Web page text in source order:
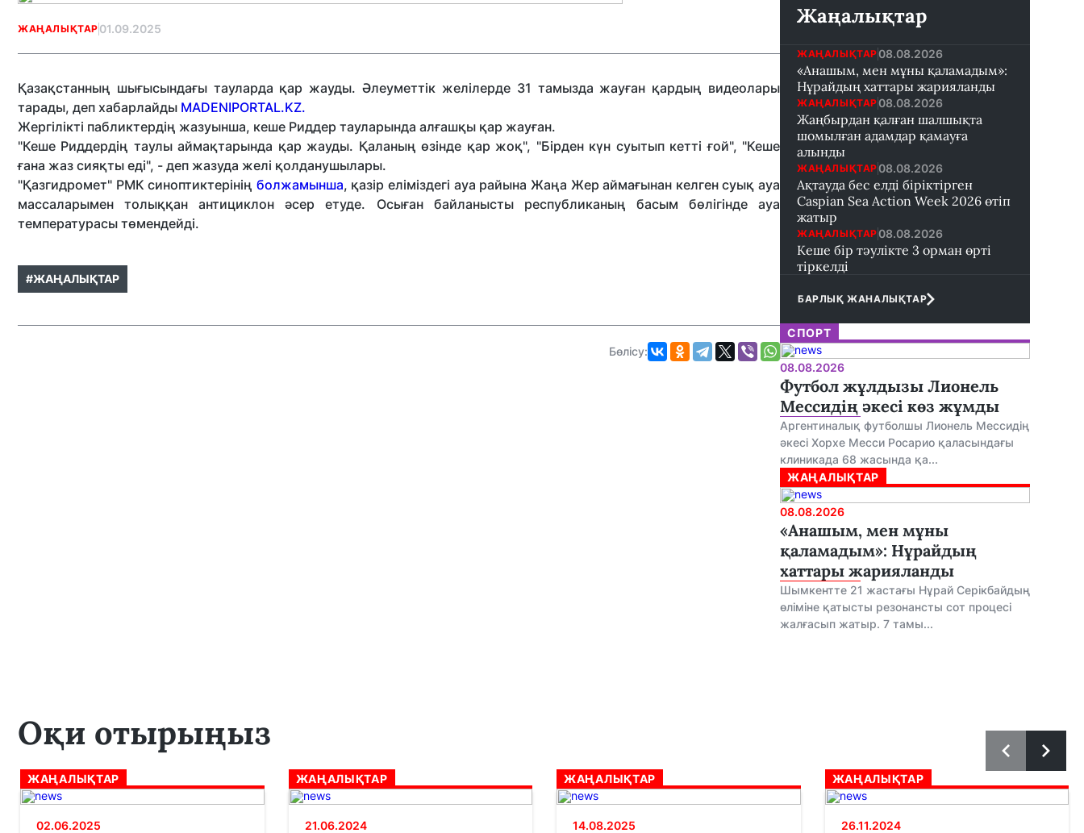
ЖАҢАЛЫҚТАР 01.09.2025
Қазақстанның шығысындағы тауларда қар жауды. Әлеуметтік желілерде 31 тамызда жауған қардың видеолары
тарады, деп хабарлайды MADENIPORTAL.KZ.
Жергілікті пабликтердің жазуынша, кеше Риддер тауларында алғашқы қар жауған.
"Кеше Риддердің таулы аймақтарында қар жауды. Қаланың өзінде қар жоқ", "Бірден күн суытып кетті ғой", "Кеше
ғана жаз сияқты еді", - деп жазуда желі қолданушылары.
"Қазгидромет" РМК синоптиктерінің болжамынша, қазір еліміздегі ауа райына Жаңа Жер аймағынан келген суық ауа
массаларымен толыққан антициклон әсер етуде. Осыған байланысты республиканың басым бөлігінде ауа
температурасы төмендейді.
#ЖАҢАЛЫҚТАР
Бөлісу:
Жаңалықтар
ЖАҢАЛЫҚТАР 08.08.2026
«Анашым, мен мұны қаламадым»:
Нұрайдың хаттары жарияланды
ЖАҢАЛЫҚТАР 08.08.2026
Жаңбырдан қалған шалшықта
шомылған адамдар қамауға
алынды
ЖАҢАЛЫҚТАР 08.08.2026
Ақтауда бес елді біріктірген
Caspian Sea Action Week 2026 өтіп
жатыр
ЖАҢАЛЫҚТАР 08.08.2026
Кеше бір тәулікте 3 орман өрті
тіркелді
БАРЛЫҚ ЖАНАЛЫҚТАР
СПОРТ
08.08.2026
Футбол жұлдызы Лионель
Мессидің әкесі көз жұмды
Аргентиналық футболшы Лионель Мессидің
әкесі Хорхе Месси Росарио қаласындағы
клиникада 68 жасында қа...
ЖАҢАЛЫҚТАР
08.08.2026
«Анашым, мен мұны
қаламадым»: Нұрайдың
хаттары жарияланды
Шымкентте 21 жастағы Нұрай Серікбайдың
өліміне қатысты резонансты сот процесі
жалғасып жатыр. 7 тамы...
Оқи отырыңыз
ЖАҢАЛЫҚТАР
02.06.2025
ЖАҢАЛЫҚТАР
21.06.2024
ЖАҢАЛЫҚТАР
14.08.2025
ЖАҢАЛЫҚТАР
26.11.2024